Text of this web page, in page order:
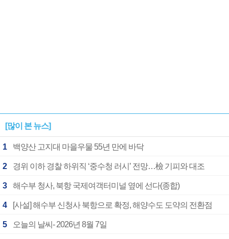
[많이 본 뉴스]
1 백양산 고지대 마을우물 55년 만에 바닥
2 경위 이하 경찰 하위직 ‘중수청 러시’ 전망…檢 기피와 대조
3 해수부 청사, 북항 국제여객터미널 옆에 선다(종합)
4 [사설] 해수부 신청사 북항으로 확정, 해양수도 도약의 전환점
5 오늘의 날씨- 2026년 8월 7일